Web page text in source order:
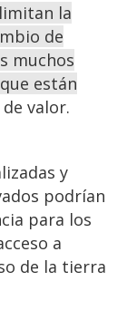
la
de
muchos
están
valor.
y
podrían
para los
a
de la tierra